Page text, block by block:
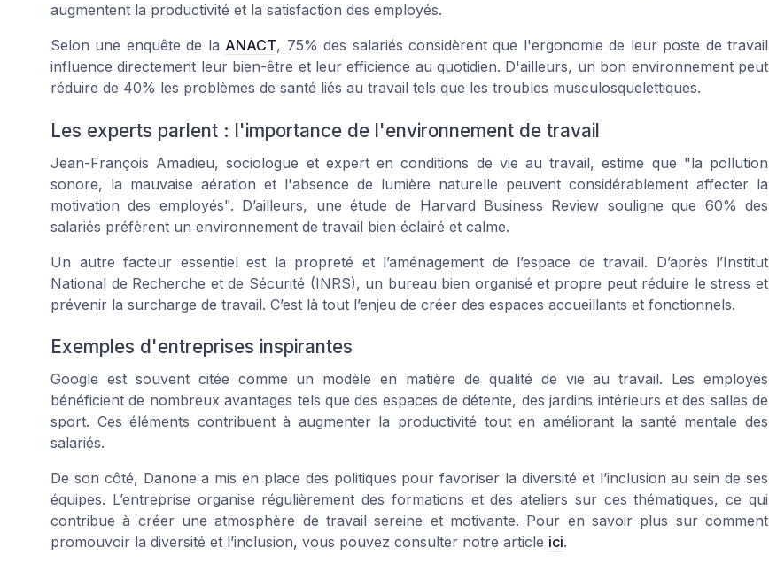
augmentent la productivité et la satisfaction des employés.
Selon une enquête de la ANACT, 75% des salariés considèrent que l'ergonomie de leur poste de travail
influence directement leur bien-être et leur efficience au quotidien. D'ailleurs, un bon environnement peut
réduire de 40% les problèmes de santé liés au travail tels que les troubles musculosquelettiques.
Les experts parlent : l'importance de l'environnement de travail
Jean-François Amadieu, sociologue et expert en conditions de vie au travail, estime que "la pollution
sonore, la mauvaise aération et l'absence de lumière naturelle peuvent considérablement affecter la
motivation des employés". D’ailleurs, une étude de Harvard Business Review souligne que 60% des
salariés préfèrent un environnement de travail bien éclairé et calme.
Un autre facteur essentiel est la propreté et l’aménagement de l’espace de travail. D’après l’Institut
National de Recherche et de Sécurité (INRS), un bureau bien organisé et propre peut réduire le stress et
prévenir la surcharge de travail. C’est là tout l’enjeu de créer des espaces accueillants et fonctionnels.
Exemples d'entreprises inspirantes
Google est souvent citée comme un modèle en matière de qualité de vie au travail. Les employés
bénéficient de nombreux avantages tels que des espaces de détente, des jardins intérieurs et des salles de
sport. Ces éléments contribuent à augmenter la productivité tout en améliorant la santé mentale des
salariés.
De son côté, Danone a mis en place des politiques pour favoriser la diversité et l’inclusion au sein de ses
équipes. L’entreprise organise régulièrement des formations et des ateliers sur ces thématiques, ce qui
contribue à créer une atmosphère de travail sereine et motivante. Pour en savoir plus sur comment
promouvoir la diversité et l’inclusion, vous pouvez consulter notre article ici.